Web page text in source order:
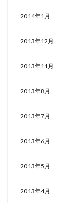
2014年1月
2013年12月
2013年11月
2013年8月
2013年7月
2013年6月
2013年5月
2013年4月